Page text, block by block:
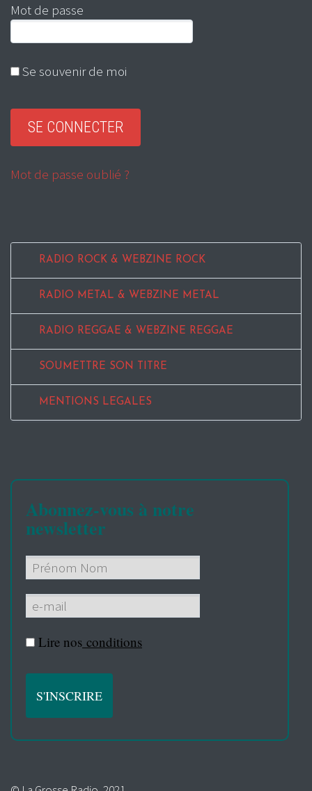
Mot de passe
Se souvenir de moi
Mot de passe oublié ?
RADIO ROCK & WEBZINE ROCK
RADIO METAL & WEBZINE METAL
RADIO REGGAE & WEBZINE REGGAE
SOUMETTRE SON TITRE
MENTIONS LEGALES
Abonnez-vous à notre
newsletter
Lire nos conditions